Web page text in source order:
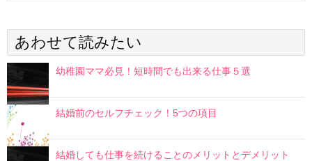
あわせて読みたい
幼稚園ママ必見！短時間でも出来る仕事５選
結婚前のセルフチェック！5つの項目
結婚しても仕事を続けることのメリットとデメリット